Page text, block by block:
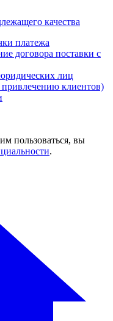
качества
платежа
договора поставки с
лиц
клиентов)
пользоваться, вы
.